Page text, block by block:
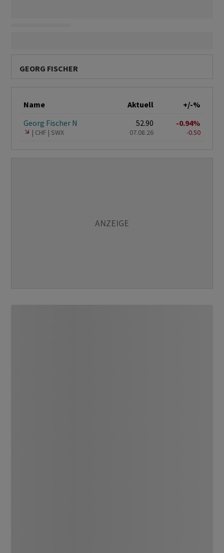
GEORG FISCHER
Name Aktuell
+/-%
Georg Fischer N
CHF SWX
52.90
07.08.26
-0.94%
-0.50